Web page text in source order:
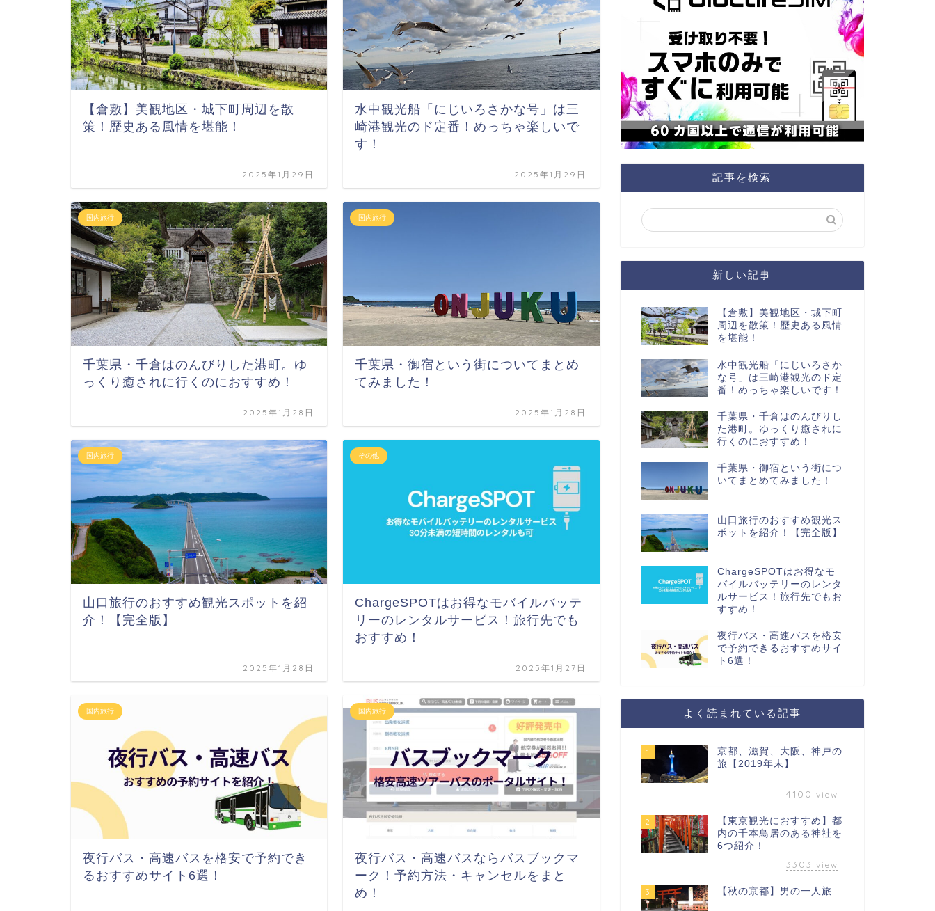
【倉敷】美観地区・城下町周辺を散
策！歴史ある風情を堪能！
2025年1月29日
水中観光船「にじいろさかな号」は三
崎港観光のド定番！めっちゃ楽しいで
す！
2025年1月29日
国内旅行
千葉県・千倉はのんびりした港町。ゆ
っくり癒されに行くのにおすすめ！
2025年1月28日
国内旅行
千葉県・御宿という街についてまとめ
てみました！
2025年1月28日
国内旅行
山口旅行のおすすめ観光スポットを紹
介！【完全版】
2025年1月28日
その他
ChargeSPOTはお得なモバイルバッテ
リーのレンタルサービス！旅行先でも
おすすめ！
2025年1月27日
国内旅行
夜行バス・高速バスを格安で予約でき
るおすすめサイト6選！
国内旅行
夜行バス・高速バスならバスブックマ
ーク！予約方法・キャンセルをまと
め！
記事を検索
新しい記事
【倉敷】美観地区・城下町
周辺を散策！歴史ある風情
を堪能！
水中観光船「にじいろさか
な号」は三崎港観光のド定
番！めっちゃ楽しいです！
千葉県・千倉はのんびりし
た港町。ゆっくり癒されに
行くのにおすすめ！
千葉県・御宿という街につ
いてまとめてみました！
山口旅行のおすすめ観光ス
ポットを紹介！【完全版】
ChargeSPOTはお得なモ
バイルバッテリーのレンタ
ルサービス！旅行先でもお
すすめ！
夜行バス・高速バスを格安
で予約できるおすすめサイ
ト6選！
よく読まれている記事
1
京都、滋賀、大阪、神戸の
旅【2019年末】
4100 view
2
【東京観光におすすめ】都
内の千本鳥居のある神社を
6つ紹介！
3303 view
3 【秋の京都】男の一人旅